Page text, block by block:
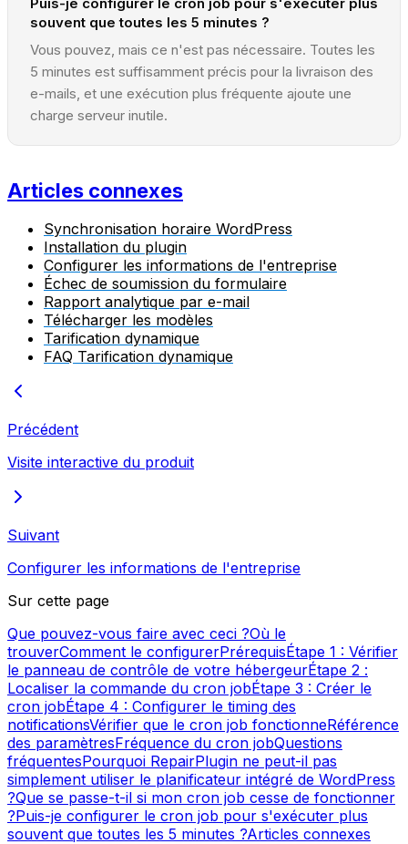
Puis-je configurer le cron job pour s'exécuter plus
souvent que toutes les 5 minutes ?
Vous pouvez, mais ce n'est pas nécessaire. Toutes les
5 minutes est suffisamment précis pour la livraison des
e-mails, et une exécution plus fréquente ajoute une
charge serveur inutile.
Articles connexes
Synchronisation horaire WordPress
Installation du plugin
Configurer les informations de l'entreprise
Échec de soumission du formulaire
Rapport analytique par e-mail
Télécharger les modèles
Tarification dynamique
FAQ Tarification dynamique
Précédent
Visite interactive du produit
Suivant
Configurer les informations de l'entreprise
Sur cette page
Que pouvez-vous faire avec ceci ?Où le
trouverComment le configurerPrérequisÉtape 1 : Vérifier
le panneau de contrôle de votre hébergeurÉtape 2 :
Localiser la commande du cron jobÉtape 3 : Créer le
cron jobÉtape 4 : Configurer le timing des
notificationsVérifier que le cron job fonctionneRéférence
des paramètresFréquence du cron jobQuestions
fréquentesPourquoi RepairPlugin ne peut-il pas
simplement utiliser le planificateur intégré de WordPress
?Que se passe-t-il si mon cron job cesse de fonctionner
?Puis-je configurer le cron job pour s'exécuter plus
souvent que toutes les 5 minutes ?Articles connexes